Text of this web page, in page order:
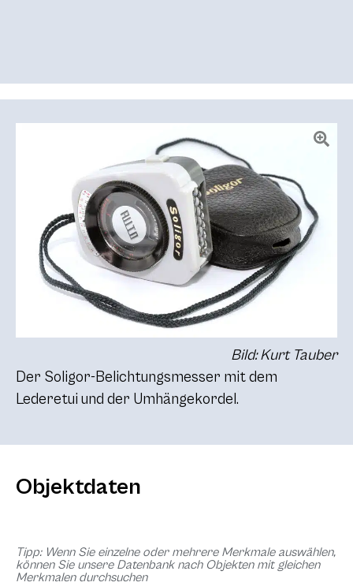
Bild: Kurt Tauber
Der Soligor-Belichtungsmesser mit dem
Lederetui und der Umhängekordel.
Objektdaten
Tipp: Wenn Sie einzelne oder mehrere Merkmale auswählen,
können Sie unsere Datenbank nach Objekten mit gleichen
Merkmalen durchsuchen